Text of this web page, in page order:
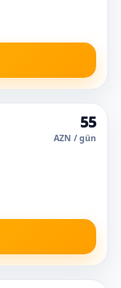
55
AZN / gün